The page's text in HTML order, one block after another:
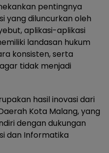
pentingnya
yang diluncurkan oleh
aplikasi-aplikasi
landasan hukum
konsisten, serta
tidak menjadi
hasil inovasi dari
Kota Malang, yang
dengan dukungan
dan Informatika